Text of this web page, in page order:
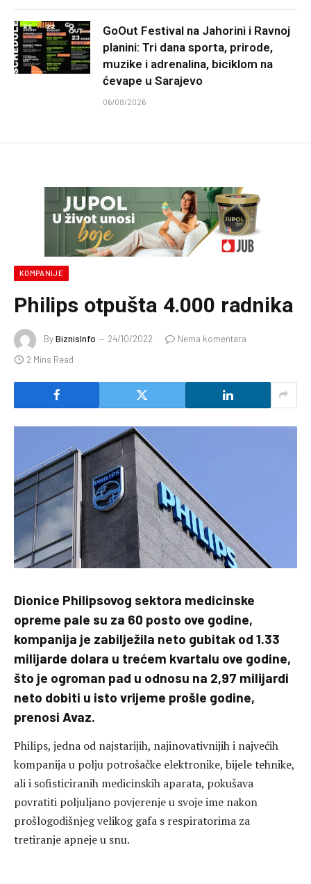
GoOut Festival na Jahorini i Ravnoj
planini: Tri dana sporta, prirode,
muzike i adrenalina, biciklom na
ćevape u Sarajevo
06/08/2026
KOMPANIJE
Philips otpušta 4.000 radnika
ByBiznisInfo 24/10/2022
Nema komentara
2 Mins Read
Dionice Philipsovog sektora medicinske
opreme pale su za 60 posto ove godine,
kompanija je zabilježila neto gubitak od 1.33
milijarde dolara u trećem kvartalu ove godine,
što je ogroman pad u odnosu na 2,97 milijardi
neto dobiti u isto vrijeme prošle godine,
prenosi Avaz.
Philips, jedna od najstarijih, najinovativnijih i najvećih
kompanija u polju potrošačke elektronike, bijele tehnike,
ali i sofisticiranih medicinskih aparata, pokušava
povratiti poljuljano povjerenje u svoje ime nakon
prošlogodišnjeg velikog gafa s respiratorima za
tretiranje apneje u snu.